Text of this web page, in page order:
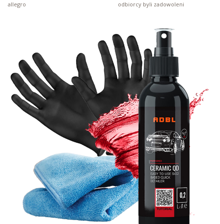
allegro odbiorcy byli zadowoleni